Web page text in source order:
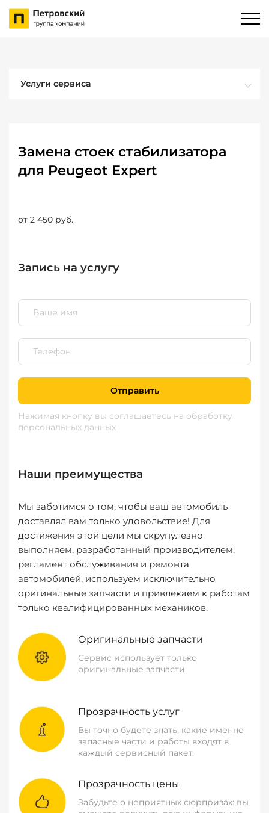
Услуги сервиса
Замена стоек стабилизатора
для Peugeot Expert
от 2 450 руб.
Запись на услугу
Отправить
Нажимая кнопку вы соглашаетесь на обработку
персональных данных
Наши преимущества
Мы заботимся о том, чтобы ваш автомобиль
доставлял вам только удовольствие! Для
достижения этой цели мы скрупулезно
выполняем, разработанный производителем,
регламент обслуживания и ремонта
автомобилей, используем исключительно
оригинальные запчасти и привлекаем к работам
только квалифицированных механиков.
Оригинальные запчасти
Сервис использует только
оригинальные запчасти
Прозрачность услуг
Вы точно будете знать, какие именно
запасные части и работы входят в
каждый сервисный пакет.
Прозрачность цены
Забудьте о неприятных сюрпризах: вы